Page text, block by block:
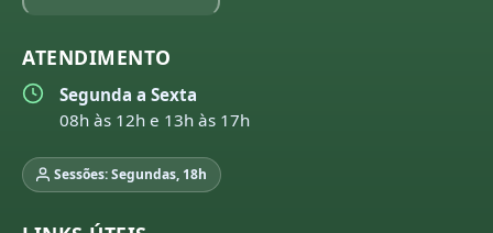
ATENDIMENTO
Segunda a Sexta
08h às 12h e 13h às 17h
Sessões: Segundas, 18h